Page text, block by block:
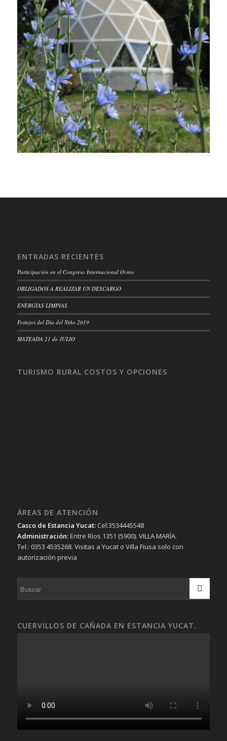
ENTRADAS RECIENTES
Participación en el Congreso Internacional Ovino
OBLIGADOS A REALIZAR UN DESCARGO
ENERGÍAS LIMPIAS
Festejos del Día del Niño 2019
MATEADA 21 de JULIO
TURISMO RURAL COSTOS Y OPCIONES
ÁREAS DE ATENCIÓN
Casco de Estancia Yucat:Cel:3534445548
Administración:Entre Ríos 1351 (5900). VILLA MARÍA.
Tel.: 0353 4535268. Visitas a Yucat o Villa Fiusa solo con
autorización previa
CUERVILLOS DE CAÑADA EN ESTANCIA YUCAT.